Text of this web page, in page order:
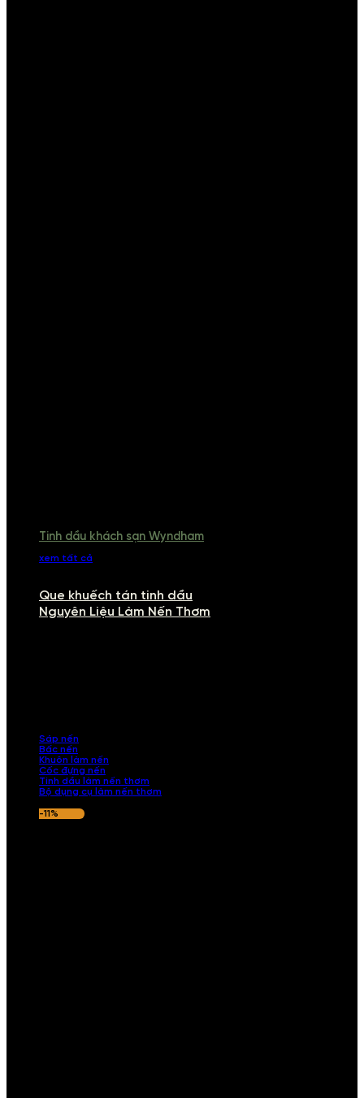
Tinh dầu khách sạn Wyndham
xem tất cả
Que khuếch tán tinh dầu
Nguyên Liệu Làm Nến Thơm
Sáp nến
Bấc nến
Khuôn làm nến
Cốc đựng nến
Tinh dầu làm nến thơm
Bộ dụng cụ làm nến thơm
-11%